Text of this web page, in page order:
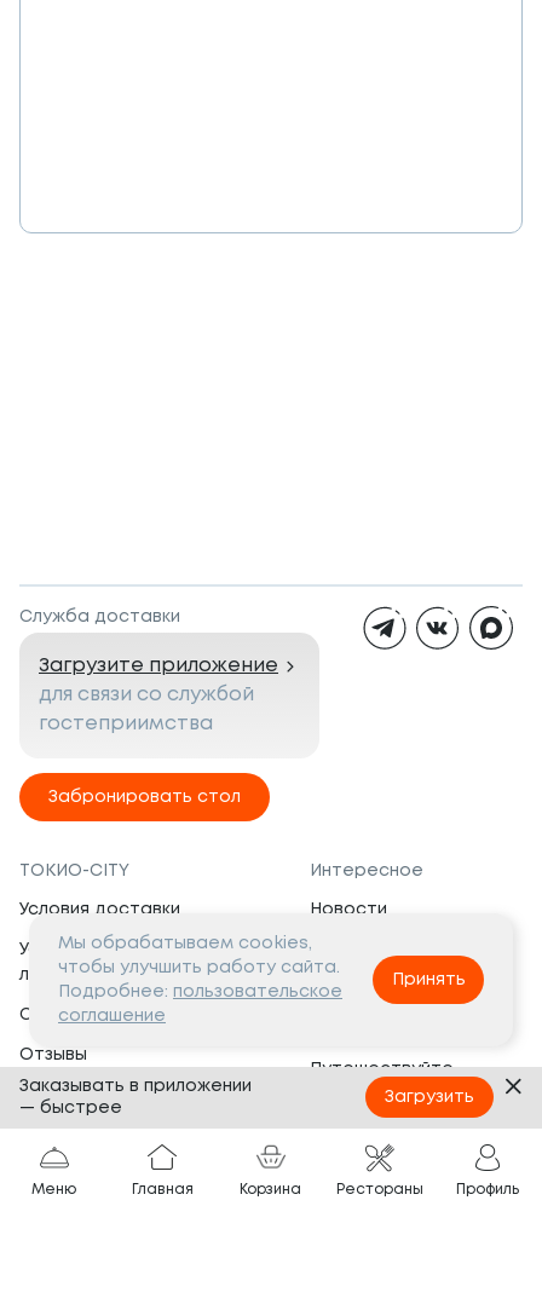
Служба доставки
Загрузите приложение
для связи со службой
гостеприимства
Забронировать стол
ТОКИО-CITY
Условия доставки
Условия программы
лояльности
Сертификаты
Отзывы
Банкеты
Вопросы и ответы
Интересное
Новости
Вакансии
Социальная жизнь
Путешествуйте
с ТОКИО-CITY
Партнёрам
Франшиза
Меню Главная Корзина Рестораны Профиль
Мы обрабатываем cookies,
чтобы улучшить работу сайта.
Подробнее: пользовательское
соглашение
Принять
Заказывать в приложении
— быстрее
Загрузить